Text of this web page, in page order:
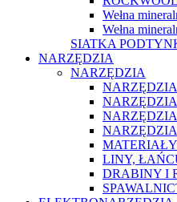
Wełna
Wełna
SIATKA
NARZĘDZIA
NARZĘDZIA
LINY,
DRABINY I